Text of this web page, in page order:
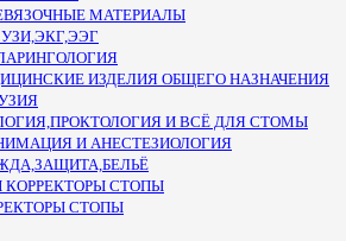
МАТЕРИАЛЫ
ИЗДЕЛИЯ ОБЩЕГО НАЗНАЧЕНИЯ
И ВСЁ ДЛЯ СТОМЫ
И АНЕСТЕЗИОЛОГИЯ
КОРРЕКТОРЫ СТОПЫ
СТОПЫ